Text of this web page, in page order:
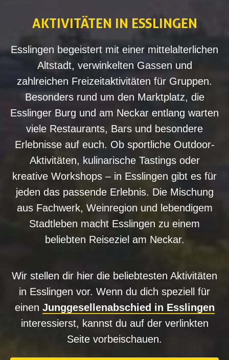
AKTIVITÄTEN ‌IN ESSLINGEN
Esslingen begeistert mit einer mittelalterlichen
Altstadt, verwinkelten Gassen und
zahlreichen Freizeitaktivitäten für Gruppen.
Besonders rund um den Marktplatz, die
Esslinger Burg und am Neckar entlang warten
viele Restaurants, Bars und besondere
Erlebnisse auf euch. Ob sportliche Outdoor-
Aktivitäten, kulinarische Tastings oder
kreative Workshops – in Esslingen gibt es für
jeden das passende Erlebnis. Die Mischung
aus Fachwerk, Weinregion und lebendigem
Stadtleben macht Esslingen zu einem
beliebten Reiseziel am Neckar.
Wir stellen dir hier die beliebtesten Aktivitäten
in Esslingen vor. Wenn du dich speziell für
einen Junggesellenabschied in Esslingen
interessierst, kannst du auf der verlinkten
Seite vorbeischauen.